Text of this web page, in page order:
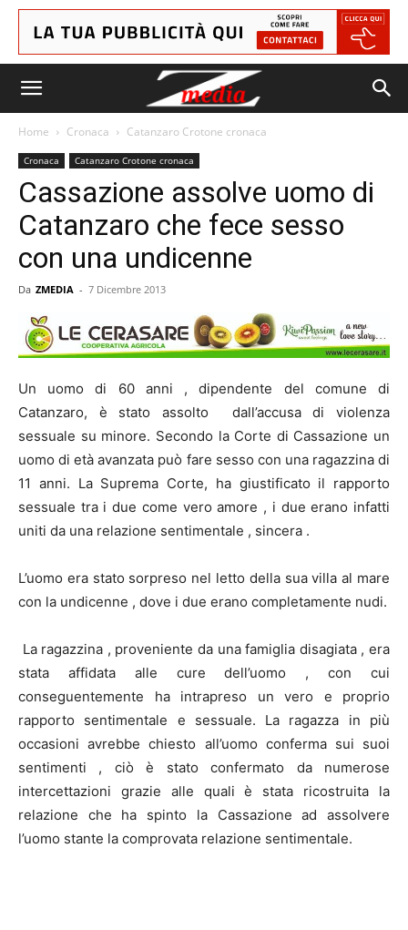
Home Cronaca Catanzaro Crotone cronaca
Cronaca Catanzaro Crotone cronaca
Cassazione assolve uomo di
Catanzaro che fece sesso
con una undicenne
Da ZMEDIA - 7 Dicembre 2013
Un uomo di 60 anni , dipendente del comune di
Catanzaro, è stato assolto dall’accusa di violenza
sessuale su minore. Secondo la Corte di Cassazione un
uomo di età avanzata può fare sesso con una ragazzina di
11 anni. La Suprema Corte, ha giustificato il rapporto
sessuale tra i due come vero amore , i due erano infatti
uniti da una relazione sentimentale , sincera .
L’uomo era stato sorpreso nel letto della sua villa al mare
con la undicenne , dove i due erano completamente nudi.
La ragazzina , proveniente da una famiglia disagiata , era
stata affidata alle cure dell’uomo , con cui
conseguentemente ha intrapreso un vero e proprio
rapporto sentimentale e sessuale. La ragazza in più
occasioni avrebbe chiesto all’uomo conferma sui suoi
sentimenti , ciò è stato confermato da numerose
intercettazioni grazie alle quali è stata ricostruita la
relazione che ha spinto la Cassazione ad assolvere
l’uomo stante la comprovata relazione sentimentale.